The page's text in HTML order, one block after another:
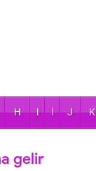
H I İ J K
gelir